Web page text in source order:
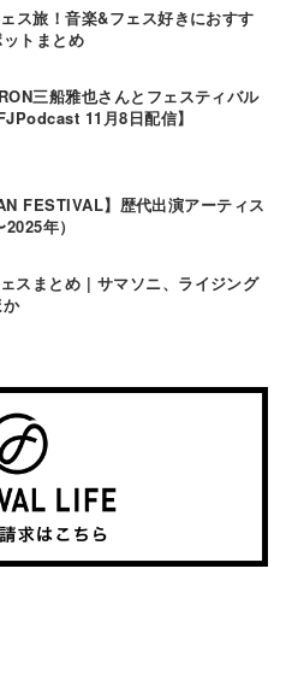
ス旅！音楽&フェス好きにおすす
トまとめ
三船雅也さんとフェスティバル
11月8日配信】
FESTIVAL】歴代出演アーティス
年）
スまとめ | サマソニ、ライジング